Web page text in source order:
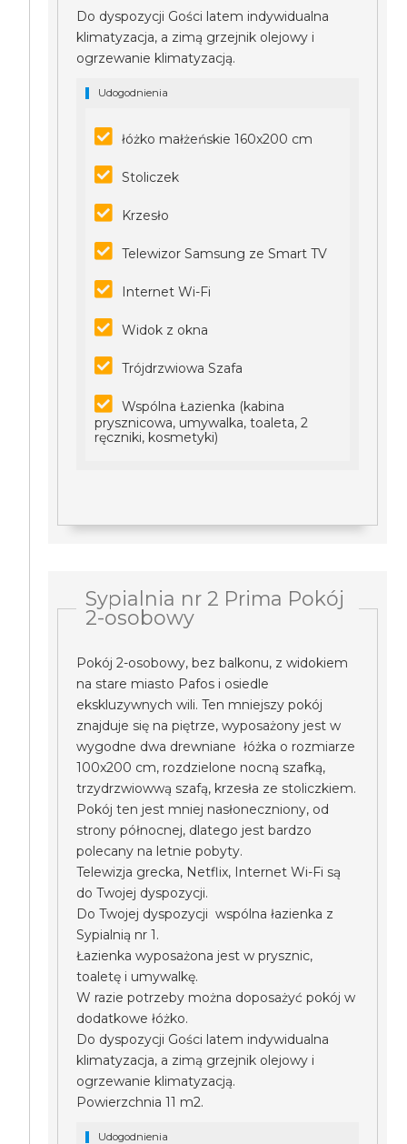
Do dyspozycji Gości latem indywidualna
klimatyzacja, a zimą grzejnik olejowy i
ogrzewanie klimatyzacją.
Udogodnienia
łóżko małżeńskie 160x200 cm
Stoliczek
Krzesło
Telewizor Samsung ze Smart TV
Internet Wi-Fi
Widok z okna
Trójdrzwiowa Szafa
Wspólna Łazienka (kabina
prysznicowa, umywalka, toaleta, 2
ręczniki, kosmetyki)
Sypialnia nr 2 Prima Pokój
2-osobowy
Pokój 2-osobowy, bez balkonu, z widokiem
na stare miasto Pafos i osiedle
ekskluzywnych wili. Ten mniejszy pokój
znajduje się na piętrze, wyposażony jest w
wygodne dwa drewniane łóżka o rozmiarze
100x200 cm, rozdzielone nocną szafką,
trzydrzwiowwą szafą, krzesła ze stoliczkiem.
Pokój ten jest mniej nasłoneczniony, od
strony północnej, dlatego jest bardzo
polecany na letnie pobyty.
Telewizja grecka, Netflix, Internet Wi-Fi są
do Twojej dyspozycji.
Do Twojej dyspozycji wspólna łazienka z
Sypialnią nr 1.
Łazienka wyposażona jest w prysznic,
toaletę i umywalkę.
W razie potrzeby można doposażyć pokój w
dodatkowe łóżko.
Do dyspozycji Gości latem indywidualna
klimatyzacja, a zimą grzejnik olejowy i
ogrzewanie klimatyzacją.
Powierzchnia 11 m2.
Udogodnienia